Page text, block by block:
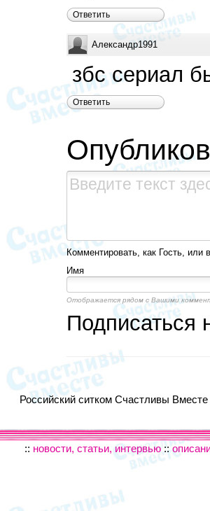
Ответить
Александр1991
збс сериал
Ответить
Комментировать, как Гость, или
Имя
Отображается рядом с Вашими
Подписаться
Российский ситком Счастливы
:: новости, статьи, интервью ::